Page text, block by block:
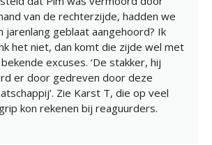
van de rechterzijde, hadden we
jarenlang geblaat aangehoord? Ik
het niet, dan komt die zijde wel met
excuses. ‘De stakker, hij
er door gedreven door deze
Zie Karst T, die op veel
kon rekenen bij reaguurders.